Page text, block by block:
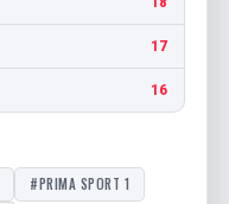
17
16
#PRIMA SPORT 1